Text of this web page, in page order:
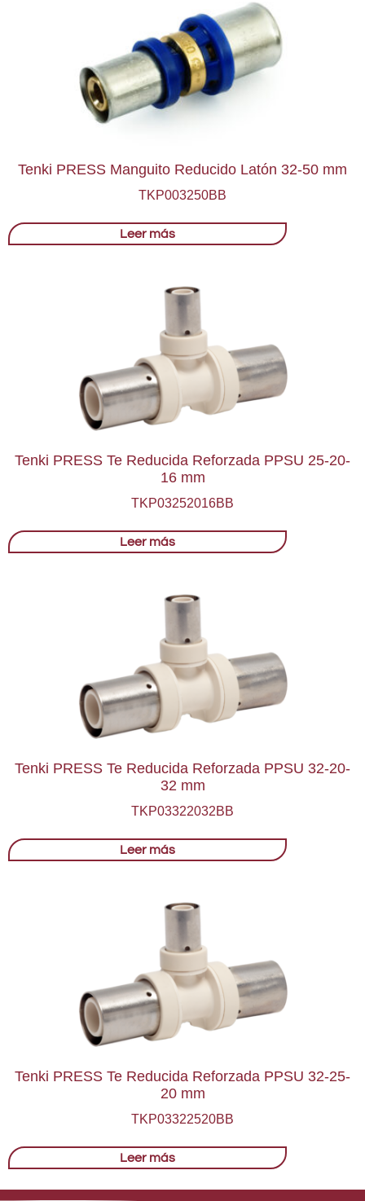
Tenki PRESS Manguito Reducido Latón 32-50 mm
TKP003250BB
Leer más
Tenki PRESS Te Reducida Reforzada PPSU 25-20-
16 mm
TKP03252016BB
Leer más
Tenki PRESS Te Reducida Reforzada PPSU 32-20-
32 mm
TKP03322032BB
Leer más
Tenki PRESS Te Reducida Reforzada PPSU 32-25-
20 mm
TKP03322520BB
Leer más